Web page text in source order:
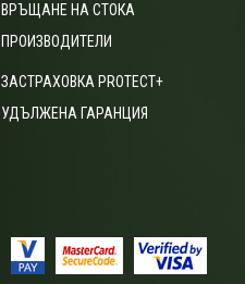
ВРЪЩАНЕ НА СТОКА
ПРОИЗВОДИТЕЛИ
ЗАСТРАХОВКА PROTECT+
УДЪЛЖЕНА ГАРАНЦИЯ